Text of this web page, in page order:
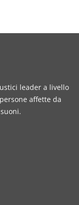
leader a livello
affette da